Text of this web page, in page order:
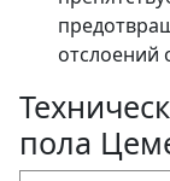
отслоений
пола